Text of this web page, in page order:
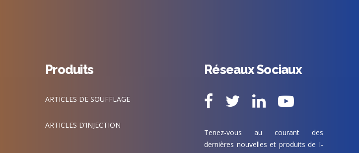
Produits
ARTICLES DE SOUFFLAGE
ARTICLES D’INJECTION
Réseaux Sociaux
Tenez-vous au courant des
dernières nouvelles et produits de I-